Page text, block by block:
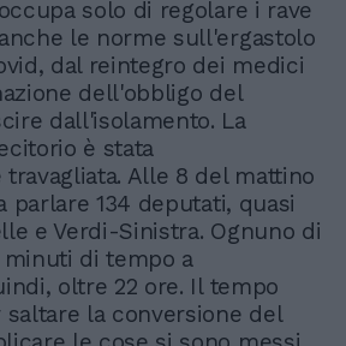
solo di regolare i rave
le norme sull'ergastolo
dal reintegro dei medici
dell'obbligo del
dall'isolamento. La
è stata
Alle 8 del mattino
parlare 134 deputati, quasi
e Verdi-Sinistra. Ognuno di
minuti di tempo a
oltre 22 ore. Il tempo
saltare la conversione del